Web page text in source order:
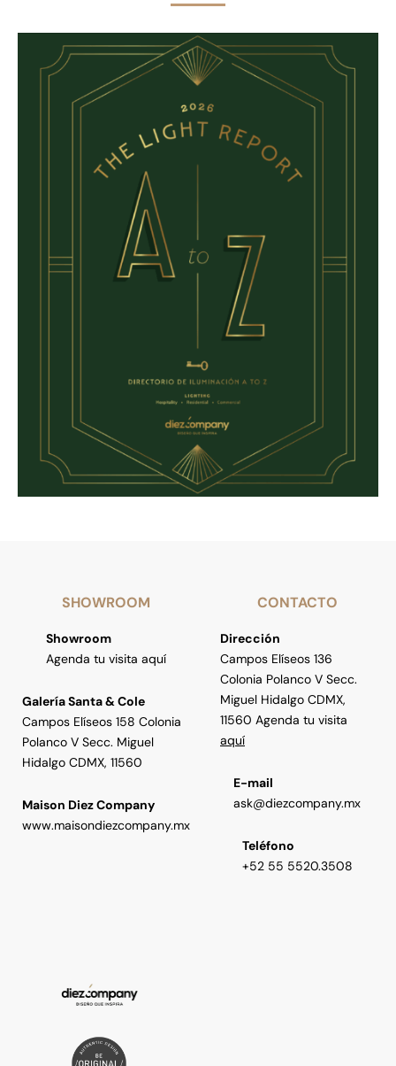
SHOWROOM
Showroom
Agenda tu visita aquí
Galería Santa & Cole
Campos Elíseos 158 Colonia
Polanco V Secc. Miguel
Hidalgo CDMX, 11560
Maison Diez Company
www.maisondiezcompany.mx
CONTACTO
Dirección
Campos Elíseos 136
Colonia Polanco V Secc.
Miguel Hidalgo CDMX,
11560 Agenda tu visita
aquí
E-mail
ask@diezcompany.mx
Teléfono
+52 55 5520.3508